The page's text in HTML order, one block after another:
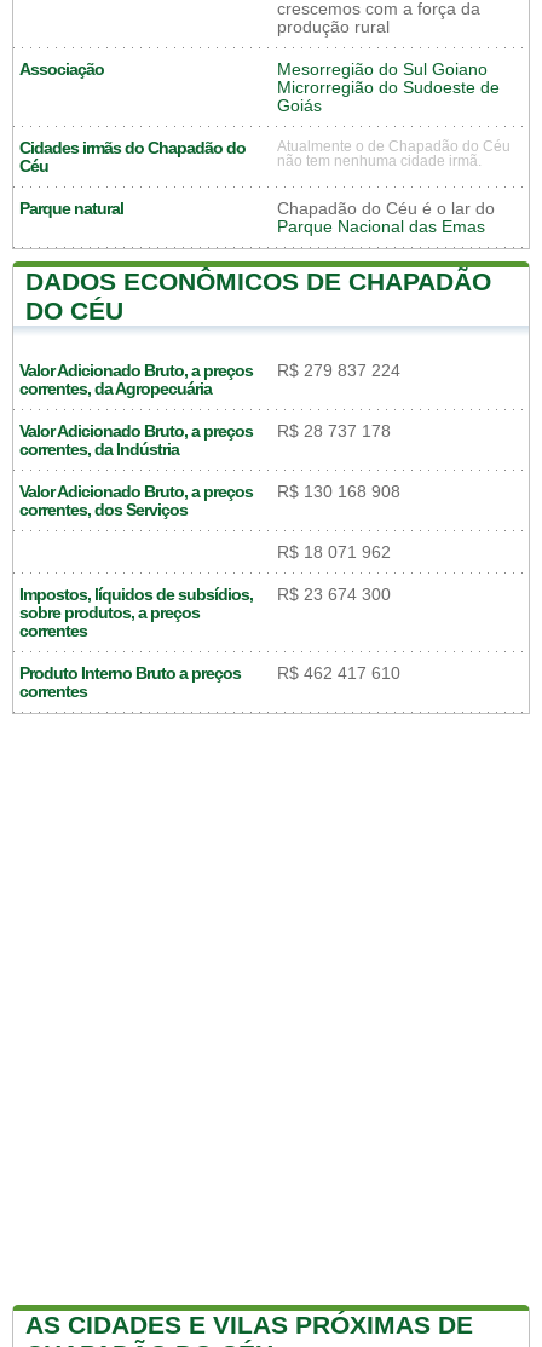
crescemos com a força da
produção rural
Associação
Mesorregião do Sul Goiano
Microrregião do Sudoeste de
Goiás
Cidades irmãs do Chapadão do
Céu
Atualmente o de Chapadão do Céu
não tem nenhuma cidade irmã.
Parque natural
Chapadão do Céu é o lar do
Parque Nacional das Emas
DADOS ECONÔMICOS DE CHAPADÃO
DO CÉU
Valor Adicionado Bruto, a preços
correntes, da Agropecuária
R$ 279 837 224
Valor Adicionado Bruto, a preços
correntes, da Indústria
R$ 28 737 178
Valor Adicionado Bruto, a preços
correntes, dos Serviços
R$ 130 168 908
R$ 18 071 962
Impostos, líquidos de subsídios,
sobre produtos, a preços
correntes
R$ 23 674 300
Produto Interno Bruto a preços
correntes
R$ 462 417 610
AS CIDADES E VILAS PRÓXIMAS DE